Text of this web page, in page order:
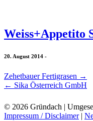
Weiss+Appetito
20. August 2014 -
Zehetbauer Fertigrasen →
← Sika Österreich GmbH
© 2026 Gründach |
Impressum / Disclaimer|